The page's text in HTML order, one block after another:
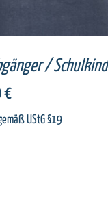
/ Schulkind
€
Preis
UStG §19